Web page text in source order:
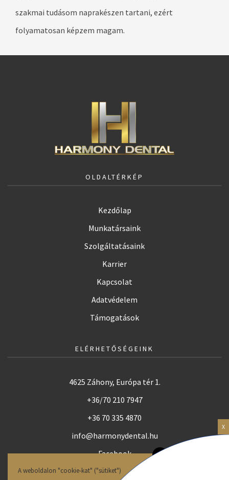
szakmai tudásom naprakészen tartani, ezért
folyamatosan képzem magam.
OLDALTÉRKÉP
Kezdőlap
Munkatársaink
Szolgáltatásaink
Karrier
Kapcsolat
Adatvédelem
Támogatások
ELÉRHETŐSÉGEINK
4625 Záhony, Európa tér 1.
+36/70 210 7947
+36 70 335 4870
info@harmonydental.hu
Facebook
Instagram
A weboldalon "cookie-kat" ("sütiket")